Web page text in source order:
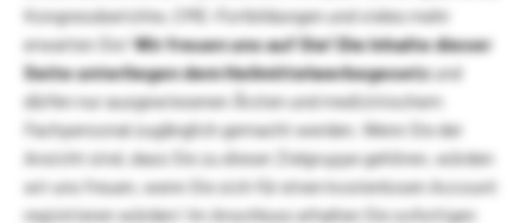
Kongressberichte, CME-Fortbildungen und vieles mehr
erwarten Sie!Wir freuen uns auf Sie!Die Inhalte dieser
Seite unterliegen dem Heilmittelwerbegesetzund
dürfen nur ausgewiesenen Ärzten und medizinischem
Fachpersonal zugänglich gemacht werden. Wenn Sie der
Ansicht sind, dass Sie zu dieser Zielgruppe gehören, würden
wir uns freuen, wenn Sie sich für einen kostenlosen Account
registrieren würden! Im Anschluss erhalten Sie sofortigen